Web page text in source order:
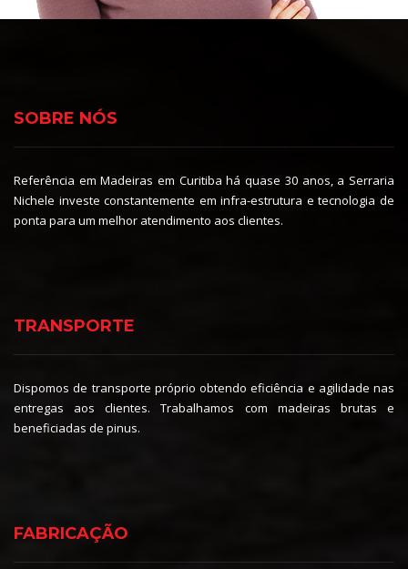
SOBRE NÓS
Referência em Madeiras em Curitiba há quase 30 anos, a Serraria
Nichele investe constantemente em infra-estrutura e tecnologia de
ponta para um melhor atendimento aos clientes.
TRANSPORTE
Dispomos de transporte próprio obtendo eficiência e agilidade nas
entregas aos clientes. Trabalhamos com madeiras brutas e
beneficiadas de pinus.
FABRICAÇÃO